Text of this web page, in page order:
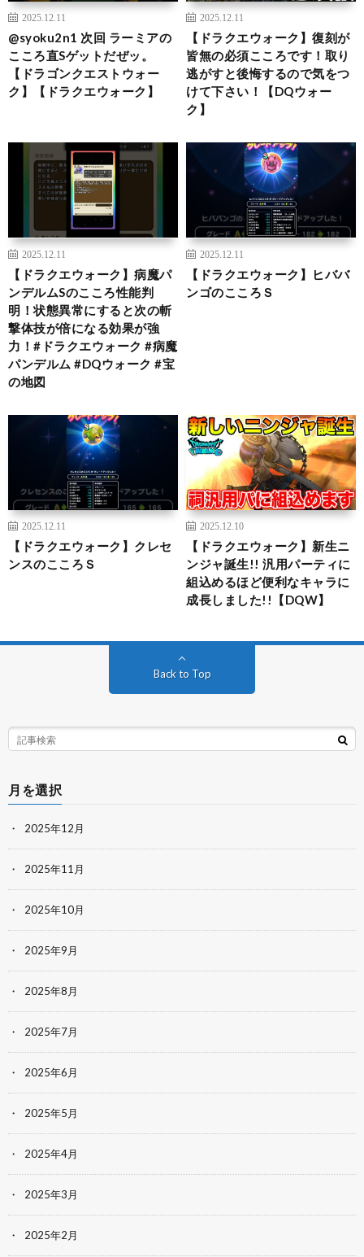
2025.12.11
@syoku2n1 次回 ラーミアの
こころ直Sゲットだぜッ。
【ドラゴンクエストウォー
ク】【ドラクエウォーク】
2025.12.11
【ドラクエウォーク】復刻が
皆無の必須こころです！取り
逃がすと後悔するので気をつ
けて下さい！【DQウォー
ク】
2025.12.11
【ドラクエウォーク】病魔パ
ンデルムSのこころ性能判
明！状態異常にすると次の斬
撃体技が倍になる効果が強
力！#ドラクエウォーク #病魔
パンデルム #DQウォーク #宝
の地図
2025.12.11
【ドラクエウォーク】ヒババ
ンゴのこころＳ
2025.12.11
【ドラクエウォーク】クレセ
ンスのこころＳ
2025.12.10
【ドラクエウォーク】新生ニ
ンジャ誕生!! 汎用パーティに
組込めるほど便利なキャラに
成長しました!!【DQW】
Back to Top
月を選択
2025年12月
2025年11月
2025年10月
2025年9月
2025年8月
2025年7月
2025年6月
2025年5月
2025年4月
2025年3月
2025年2月